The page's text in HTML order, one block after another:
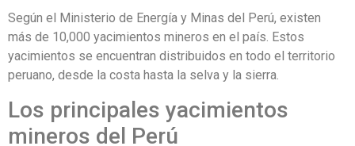
Según el Ministerio de Energía y Minas del Perú, existen
más de 10,000 yacimientos mineros en el país. Estos
yacimientos se encuentran distribuidos en todo el territorio
peruano, desde la costa hasta la selva y la sierra.
Los principales yacimientos
mineros del Perú